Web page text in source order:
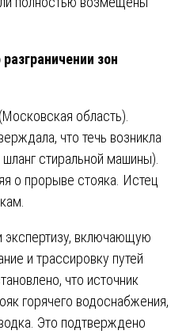
зон
область).
что течь возникла
стиральной машины).
о прорыве стояка. Истец
включающую
и трассировку путей
что источник
горячего водоснабжения,
Это подтверждено